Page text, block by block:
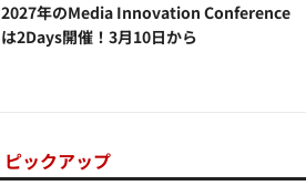
2027年のMedia Innovation Conference
は2Days開催！3月10日から
ピックアップ